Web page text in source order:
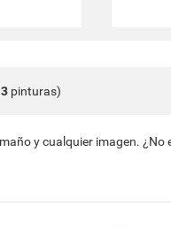
pinturas)
y cualquier imagen. ¿No